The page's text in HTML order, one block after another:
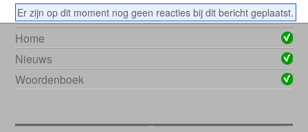
Er zijn op dit moment nog geen reacties bij dit bericht geplaatst.
Home
Nieuws
Woordenboek